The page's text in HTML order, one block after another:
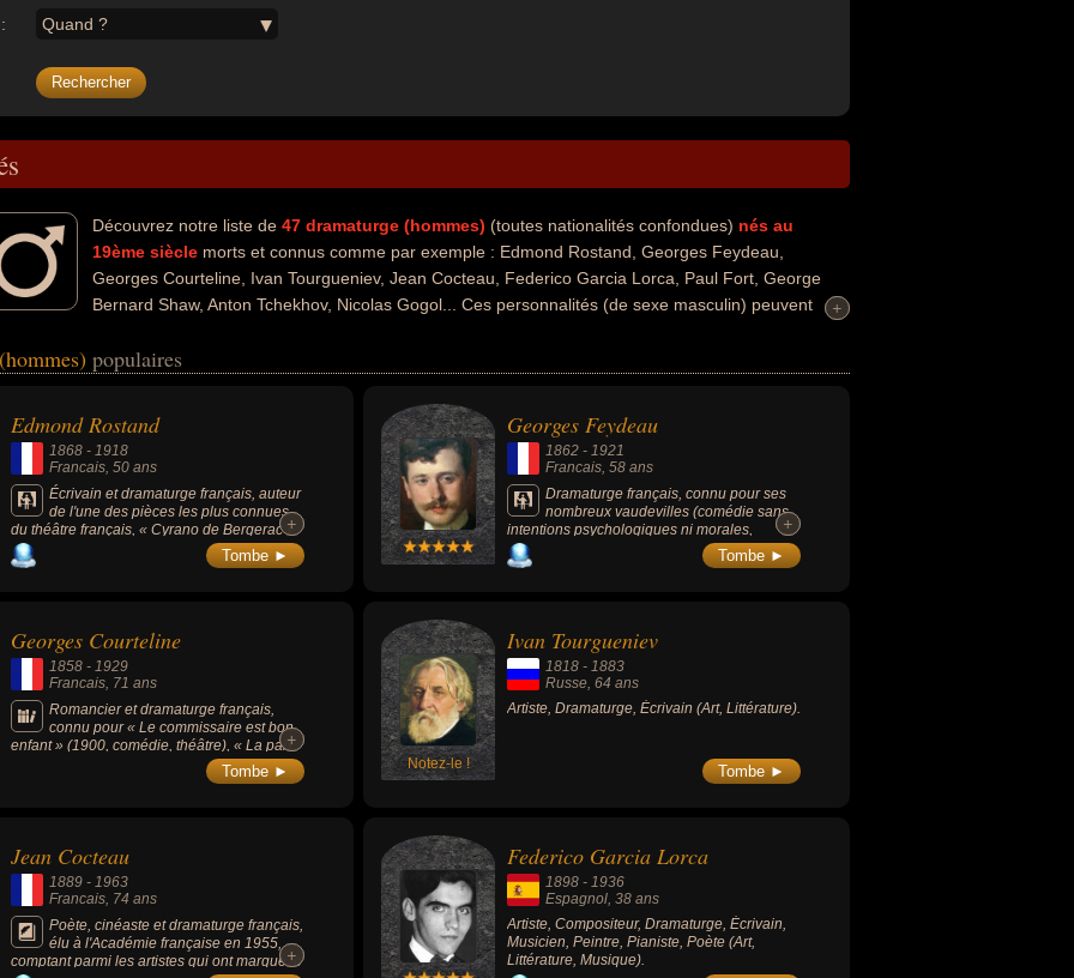
Quand ?
Découvrez notre liste de 47 dramaturge (hommes) (toutes nationalités confondues) nés au
19ème siècle morts et connus comme par exemple : Edmond Rostand, Georges Feydeau,
Georges Courteline, Ivan Tourgueniev, Jean Cocteau, Federico Garcia Lorca, Paul Fort, George
Bernard Shaw, Anton Tchekhov, Nicolas Gogol... Ces personnalités (de sexe masculin) peuvent
également avoir été artiste, conjoint de célébrité, descendant de célébrité, écrivain, essayiste, poète,
nationalités au moment de leurs morts, ils peuvent avoir été francais, russe, espagnol ou irlandais par
+
+
populaires
Edmond Rostand
1868 - 1918
Francais, 50 ans
Écrivain et dramaturge français, auteur
de l'une des pièces les plus connues
du théâtre français, « Cyrano de Bergerac »
(1897), époux de la poétesse Rosemonde
Gérard et père de l'écrivain, biologiste et
+
+
Tombe ►
Georges Feydeau
1862 -1921
Francais, 58 ans
Dramaturge français, connu pour ses
nombreux vaudevilles (comédie sans
intentions psychologiques ni morales,
fondée sur un comique de situations). Ses
pièces de théâtre célèbres sont « Le Dindon
+
+
Tombe ►
Georges Courteline
1858 - 1929
Francais, 71 ans
Romancier et dramaturge français,
connu pour « Le commissaire est bon
enfant » (1900, comédie, théâtre), « La paix+
+
Tombe ► Notez-le !
Ivan Tourgueniev
1818 -1883
Russe, 64 ans
Artiste, Dramaturge, Écrivain (Art, Littérature).
Tombe ►
Jean Cocteau
1889 - 1963
Francais, 74 ans
Poète, cinéaste et dramaturge français,
élu à l'Académie française en 1955,
comptant parmi les artistes qui ont marqué le
+
+
Federico Garcia Lorca
1898 -1936
Espagnol, 38 ans
Artiste, Compositeur, Dramaturge, Écrivain,
Musicien, Peintre, Pianiste, Poète (Art,
Littérature, Musique).